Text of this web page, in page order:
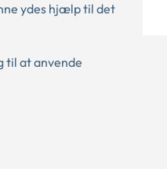
ydes hjælp til det
til at anvende